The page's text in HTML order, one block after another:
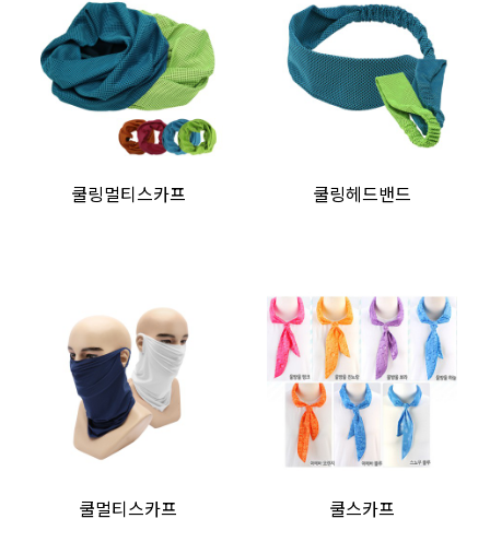
쿨링멀티스카프 쿨링헤드밴드
쿨멀티스카프 쿨스카프